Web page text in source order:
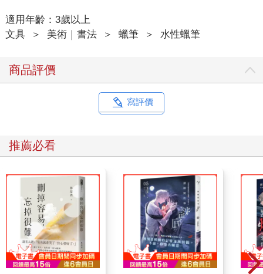
適用年齡：3歲以上
文具
＞ 美術｜書法 ＞ 蠟筆 ＞ 水性蠟筆
商品評價
寫評價
推薦必看